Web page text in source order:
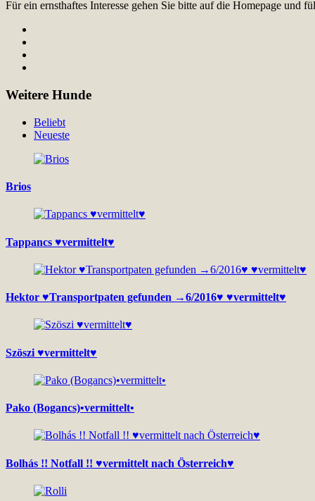
Für ein ernsthaftes Interesse gehen Sie bitte auf die Homepage und
Weitere Hunde
Beliebt
Neueste
Brios
Tappancs ♥vermittelt♥
Hektor ♥Transportpaten gefunden →6/2016♥ ♥vermittelt♥
Szöszi ♥vermittelt♥
Pako (Bogancs)•vermittelt•
Bolhás !! Notfall !! ♥vermittelt nach Österreich♥